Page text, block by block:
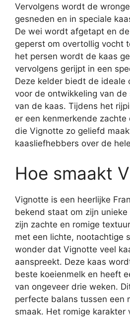
Vervolgens wordt de
gesneden en in speciale
De wei wordt afgetapt en
geperst om overtollig vocht
het persen wordt de kaas
vervolgens gerijpt in een
Deze kelder biedt de ideale
voor de ontwikkeling van
van de kaas. Tijdens het
er een kenmerkende zachte
die Vignotte zo geliefd
kaasliefhebbers over de
Hoe smaakt
Vignotte is een heerlijke
bekend staat om zijn
zijn zachte en romige
met een lichte, nootachtige
wonder dat Vignotte veel
aanspreekt. Deze kaas
beste koeienmelk en heeft
van ongeveer drie weken.
perfecte balans tussen een
smaak. Het romige karakter